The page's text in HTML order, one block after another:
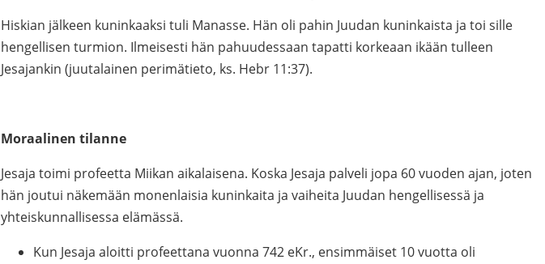
Hiskian jälkeen kuninkaaksi tuli Manasse. Hän oli pahin Juudan kuninkaista ja toi sille
hengellisen turmion. Ilmeisesti hän pahuudessaan tapatti korkeaan ikään tulleen
Jesajankin (juutalainen perimätieto, ks. Hebr 11:37).
Moraalinen tilanne
Jesaja toimi profeetta Miikan aikalaisena. Koska Jesaja palveli jopa 60 vuoden ajan, joten
hän joutui näkemään monenlaisia kuninkaita ja vaiheita Juudan hengellisessä ja
yhteiskunnallisessa elämässä.
Kun Jesaja aloitti profeettana vuonna 742 eKr., ensimmäiset 10 vuotta oli